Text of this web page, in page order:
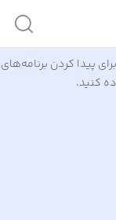
پیدا کردن برنامه‌های
کنید.